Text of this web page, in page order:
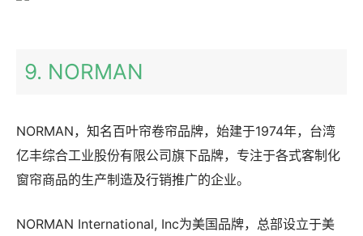
9. NORMAN
NORMAN，知名百叶帘卷帘品牌，始建于1974年，台湾
亿丰综合工业股份有限公司旗下品牌，专注于各式客制化
窗帘商品的生产制造及行销推广的企业。
NORMAN International, Inc为美国品牌，总部设立于美